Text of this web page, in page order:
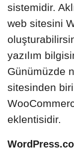
sistemidir.
web sitesini
yazılım
Günümüzde
sitesinden
eklentisidir.